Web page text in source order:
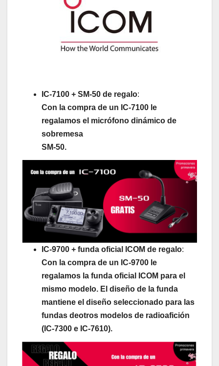
IC-7100 + SM-50 de regalo:
Con la compra de un IC-7100 le
regalamos el micrófono dinámico de
sobremesa
SM-50.
IC-9700 + funda oficial ICOM de regalo:
Con la compra de un IC-9700 le
regalamos la funda oficial ICOM para el
mismo modelo. El diseño de la funda
mantiene el diseño seleccionado para las
fundas deotros modelos de radioafición
(IC-7300 e IC-7610).